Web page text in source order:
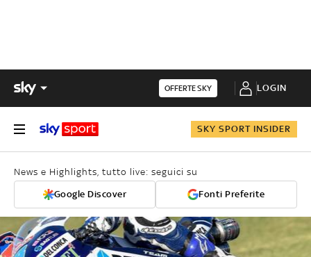
OFFERTE SKY LOGIN
SKY SPORT INSIDER
News e Highlights, tutto live: seguici su
Google Discover Fonti Preferite